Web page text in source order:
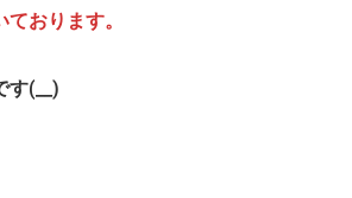
おります。
す(__)